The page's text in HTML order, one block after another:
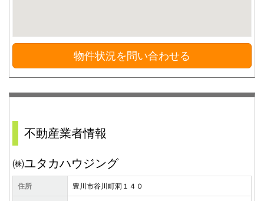
物件状況を問い合わせる
不動産業者情報
㈱ユタカハウジング
住所 豊川市谷川町洞１４０